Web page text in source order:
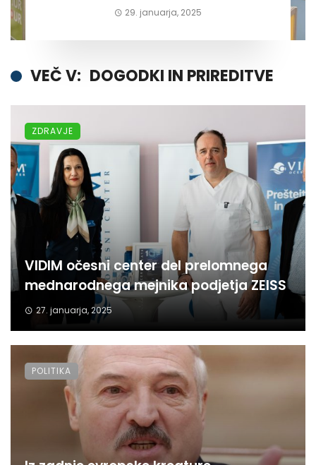
29. januarja, 2025
VEČ V: DOGODKI IN PRIREDITVE
VIDIM očesni center del prelomnega
mednarodnega mejnika podjetja ZEISS
27. januarja, 2025
ZDRAVJE
POLITIKA